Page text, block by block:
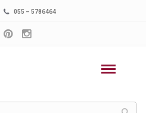
055 – 5786464